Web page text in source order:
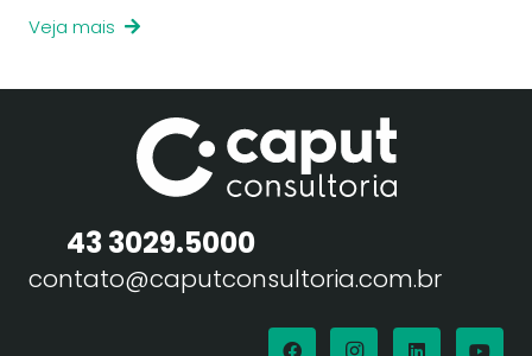
Veja mais
43 3029.5000
contato@caputconsultoria.com.br